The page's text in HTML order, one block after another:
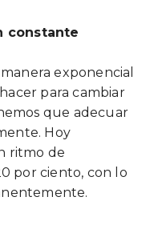
constante
exponencial
para cambiar
que adecuar
Hoy
ritmo de
por ciento, con lo